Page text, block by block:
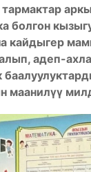
кайдыгер
адеп-
маанилүү